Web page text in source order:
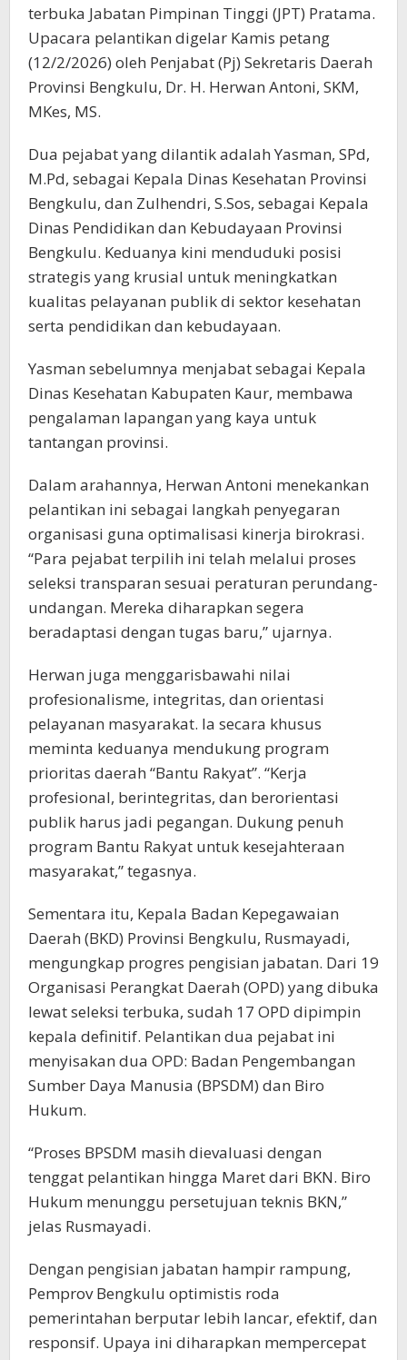
terbuka Jabatan Pimpinan Tinggi (JPT) Pratama.
Upacara pelantikan digelar Kamis petang
(12/2/2026) oleh Penjabat (Pj) Sekretaris Daerah
Provinsi Bengkulu, Dr. H. Herwan Antoni, SKM,
MKes, MS.
Dua pejabat yang dilantik adalah Yasman, SPd,
M.Pd, sebagai Kepala Dinas Kesehatan Provinsi
Bengkulu, dan Zulhendri, S.Sos, sebagai Kepala
Dinas Pendidikan dan Kebudayaan Provinsi
Bengkulu. Keduanya kini menduduki posisi
strategis yang krusial untuk meningkatkan
kualitas pelayanan publik di sektor kesehatan
serta pendidikan dan kebudayaan.
Yasman sebelumnya menjabat sebagai Kepala
Dinas Kesehatan Kabupaten Kaur, membawa
pengalaman lapangan yang kaya untuk
tantangan provinsi.
Dalam arahannya, Herwan Antoni menekankan
pelantikan ini sebagai langkah penyegaran
organisasi guna optimalisasi kinerja birokrasi.
“Para pejabat terpilih ini telah melalui proses
seleksi transparan sesuai peraturan perundang-
undangan. Mereka diharapkan segera
beradaptasi dengan tugas baru,” ujarnya.
Herwan juga menggarisbawahi nilai
profesionalisme, integritas, dan orientasi
pelayanan masyarakat. Ia secara khusus
meminta keduanya mendukung program
prioritas daerah “Bantu Rakyat”. “Kerja
profesional, berintegritas, dan berorientasi
publik harus jadi pegangan. Dukung penuh
program Bantu Rakyat untuk kesejahteraan
masyarakat,” tegasnya.
Sementara itu, Kepala Badan Kepegawaian
Daerah (BKD) Provinsi Bengkulu, Rusmayadi,
mengungkap progres pengisian jabatan. Dari 19
Organisasi Perangkat Daerah (OPD) yang dibuka
lewat seleksi terbuka, sudah 17 OPD dipimpin
kepala definitif. Pelantikan dua pejabat ini
menyisakan dua OPD: Badan Pengembangan
Sumber Daya Manusia (BPSDM) dan Biro
Hukum.
“Proses BPSDM masih dievaluasi dengan
tenggat pelantikan hingga Maret dari BKN. Biro
Hukum menunggu persetujuan teknis BKN,”
jelas Rusmayadi.
Dengan pengisian jabatan hampir rampung,
Pemprov Bengkulu optimistis roda
pemerintahan berputar lebih lancar, efektif, dan
responsif. Upaya ini diharapkan mempercepat